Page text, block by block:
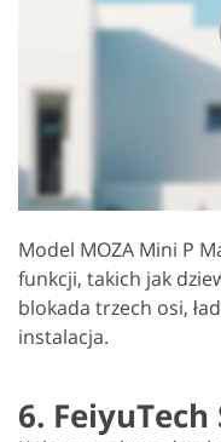
Model MOZA Mini P
funkcji, takich jak
blokada trzech osi,
instalacja.
6.